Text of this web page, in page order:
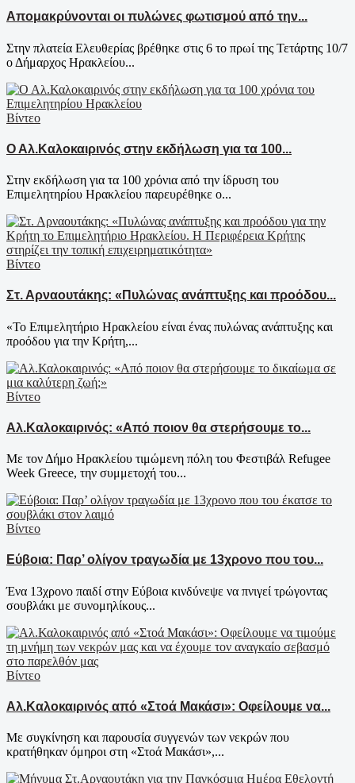
Απομακρύνονται οι πυλώνες φωτισμού από την...
Στην πλατεία Ελευθερίας βρέθηκε στις 6 το πρωί της Τετάρτης 10/7
ο Δήμαρχος Ηρακλείου...
Βίντεο
Ο Αλ.Καλοκαιρινός στην εκδήλωση για τα 100...
Στην εκδήλωση για τα 100 χρόνια από την ίδρυση του
Επιμελητηρίου Ηρακλείου παρευρέθηκε ο...
Βίντεο
Στ. Αρναουτάκης: «Πυλώνας ανάπτυξης και προόδου...
«Το Επιμελητήριο Ηρακλείου είναι ένας πυλώνας ανάπτυξης και
προόδου για την Κρήτη,...
Βίντεο
Αλ.Καλοκαιρινός: «Από ποιον θα στερήσουμε το...
Με τον Δήμο Ηρακλείου τιμώμενη πόλη του Φεστιβάλ Refugee
Week Greece, την συμμετοχή του...
Βίντεο
Εύβοια: Παρ’ ολίγον τραγωδία με 13χρονο που του...
Ένα 13χρονο παιδί στην Εύβοια κινδύνεψε να πνιγεί τρώγοντας
σουβλάκι με συνομηλίκους...
Βίντεο
Αλ.Καλοκαιρινός από «Στοά Μακάσι»: Οφείλουμε να...
Με συγκίνηση και παρουσία συγγενών των νεκρών που
κρατήθηκαν όμηροι στη «Στοά Μακάσι»,...